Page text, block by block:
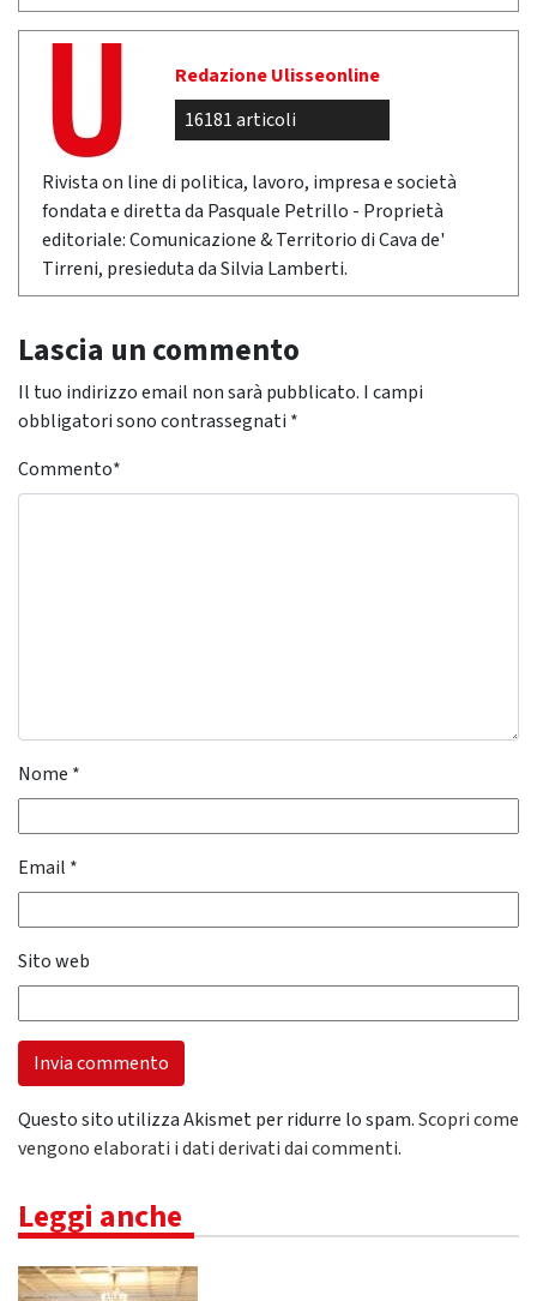
Redazione Ulisseonline
16181 articoli
Rivista on line di politica, lavoro, impresa e società
fondata e diretta da Pasquale Petrillo - Proprietà
editoriale: Comunicazione & Territorio di Cava de'
Tirreni, presieduta da Silvia Lamberti.
Lascia un commento
Il tuo indirizzo email non sarà pubblicato. I campi
obbligatori sono contrassegnati *
Commento*
Nome *
Email *
Sito web
Questo sito utilizza Akismet per ridurre lo spam.Scopri come
vengono elaborati i dati derivati dai commenti.
Leggi anche